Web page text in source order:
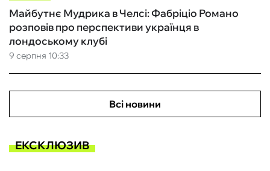
9 серпня 10:33
Майбутнє Мудрика в Челсі: Фабріціо Романо
розповів про перспективи українця в
лондоському клубі
Всі новини
ЕКСКЛЮЗИВ